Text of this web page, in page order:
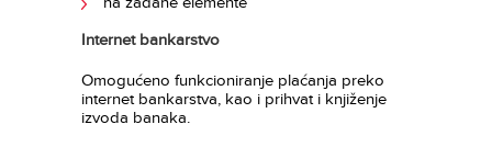
Internet bankarstvo
Omogućeno funkcioniranje plaćanja preko
internet bankarstva, kao i prihvat i knjiženje
izvoda banaka.